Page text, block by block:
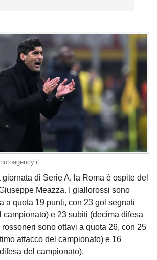
di Serie A, la Roma è ospite del
Meazza. I giallorossi sono
a quota 19 punti, con 23 gol segnati
campionato) e 23 subiti (decima difesa
sono ottavi a quota 26, con 25
attacco del campionato) e 16
del campionato).